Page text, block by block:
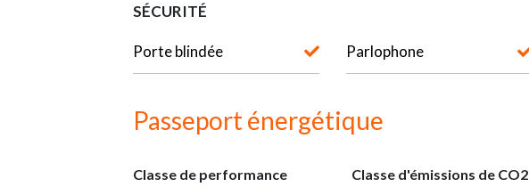
SÉCURITÉ
Porte blindée Parlophone
Passeport énergétique
Classe de performance
Classe d'émissions de CO2